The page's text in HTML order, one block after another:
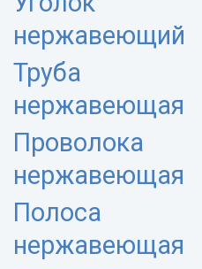
нержавеющий
Труба
нержавеющая
Проволока
нержавеющая
Полоса
нержавеющая